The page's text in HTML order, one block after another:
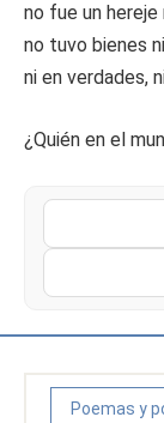
no fue un hereje
no tuvo bienes
ni en verdades,
¿Quién en el
Poemas y